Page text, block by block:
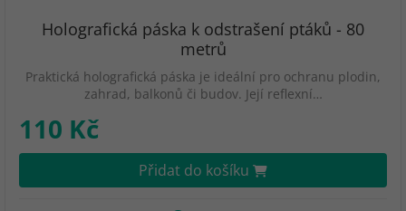
Holografická páska k odstrašení ptáků - 80
metrů
Praktická holografická páska je ideální pro ochranu plodin,
zahrad, balkonů či budov. Její reflexní…
110 Kč
Přidat do košíku